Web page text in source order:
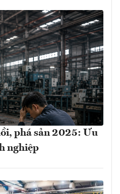
phá sản 2025: Ưu
nghiệp